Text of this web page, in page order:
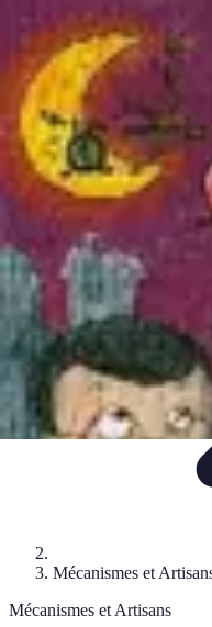
Horlogerie de Luxe
Évaluation des montres
FonctionnalitésCadeaux et
Horlogerie de Luxe
Mécanismes et
Mécanismes et Artisans